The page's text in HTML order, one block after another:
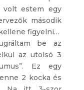
volt estem egy
második
figyelni…
be az
az utolsó 3
Ez egy
2 kocka és